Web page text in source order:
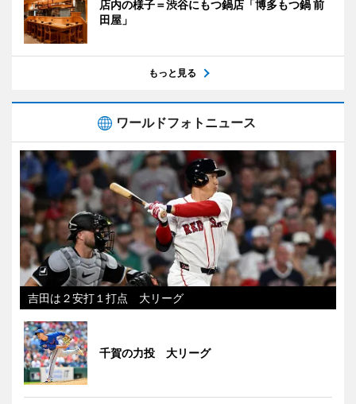
店内の様子＝渋谷にもつ鍋店「博多もつ鍋 前
田屋」
もっと見る
ワールドフォトニュース
吉田は２安打１打点 大リーグ
千賀の力投 大リーグ